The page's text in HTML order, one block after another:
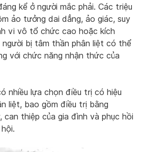
kể ở người mắc phải. Các triệu
ảo tưởng dai dẳng, ảo giác, suy
vi vô tổ chức cao hoặc kích
bị tâm thần phân liệt có thể
với chức năng nhận thức của
nhiều lựa chọn điều trị có hiệu
liệt, bao gồm điều trị bằng
thiệp của gia đình và phục hồi